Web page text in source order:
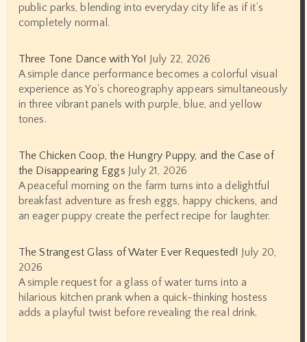
public parks, blending into everyday city life as if it’s
completely normal.
Three Tone Dance with Yo! July 22, 2026
A simple dance performance becomes a colorful visual
experience as Yo's choreography appears simultaneously
in three vibrant panels with purple, blue, and yellow
tones.
The Chicken Coop, the Hungry Puppy, and the Case of
the Disappearing Eggs July 21, 2026
A peaceful morning on the farm turns into a delightful
breakfast adventure as fresh eggs, happy chickens, and
an eager puppy create the perfect recipe for laughter.
The Strangest Glass of Water Ever Requested! July 20,
2026
A simple request for a glass of water turns into a
hilarious kitchen prank when a quick-thinking hostess
adds a playful twist before revealing the real drink.